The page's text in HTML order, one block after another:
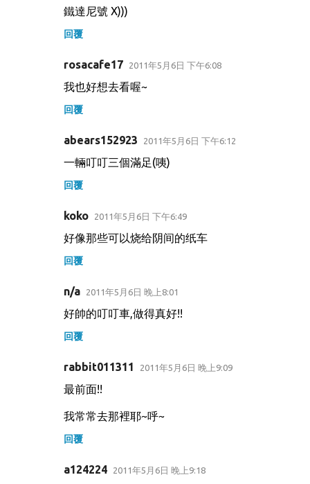
鐵達尼號 X)))
回覆
rosacafe17 2011年5月6日 下午6:08
我也好想去看喔~
回覆
abears152923 2011年5月6日 下午6:12
一輛叮叮三個滿足(咦)
回覆
koko 2011年5月6日 下午6:49
好像那些可以烧给阴间的纸车
回覆
n/a 2011年5月6日 晚上8:01
好帥的叮叮車,做得真好!!
回覆
rabbit011311 2011年5月6日 晚上9:09
最前面!!
我常常去那裡耶~呼~
回覆
a124224 2011年5月6日 晚上9:18